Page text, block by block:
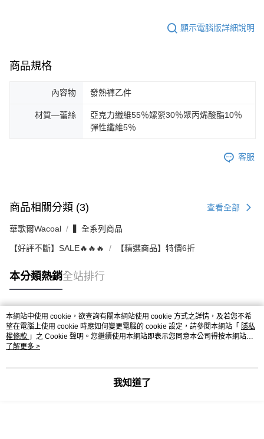
顯示電腦版詳細說明
商品規格
內容物 發熱褲乙件
材質—蕾絲
亞克力纖維55％嫘縈30％聚丙烯酸酯10％
彈性纖維5％
客服
商品相關分類 (3) 查看全部
華歌爾Wacoal ▍全系列商品
【好評不斷】SALE🔥🔥🔥 【精選商品】特價6折
本分類熱銷全站排行
熱門標籤
本網站中使用 cookie，欲查詢有關本網站使用 cookie 方式之詳情，及若您不希
望在電腦上使用 cookie 時應如何變更電腦的 cookie 設定，請參閱本網站「 隱私
權條款 」之 Cookie 聲明。您繼續使用本網站即表示您同意本公司得按本網站使
用條款之 Cookie 聲明使用 cookie。
了解更多 >
我知道了